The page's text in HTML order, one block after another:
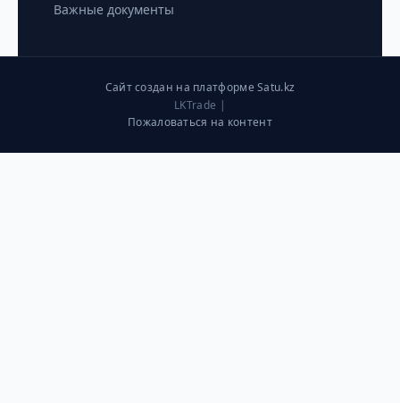
Важные документы
Сайт создан на платформе Satu.kz
LKTrade |
Пожаловаться на контент